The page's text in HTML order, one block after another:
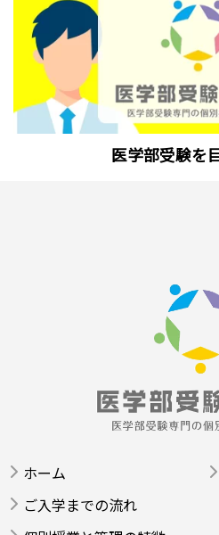
医学部受験を
ホーム
ご入学までの流れ